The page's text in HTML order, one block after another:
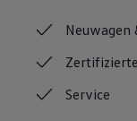
Neuwagen
Service